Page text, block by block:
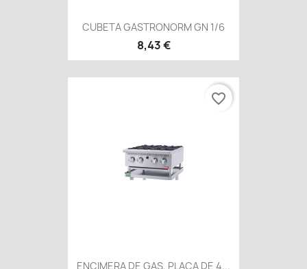
CUBETA GASTRONORM GN 1/6
8,43 €
ENCIMERA DE GAS, PLACA DE 4...
favorite_border